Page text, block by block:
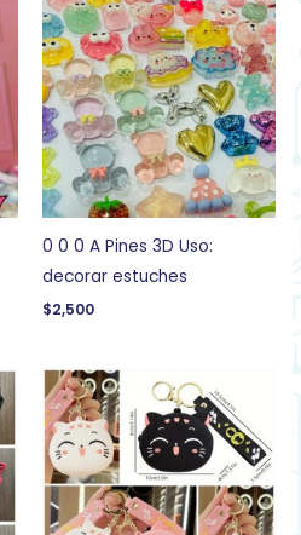
0 0 0 A Pines 3D Uso:
decorar estuches
$2,500